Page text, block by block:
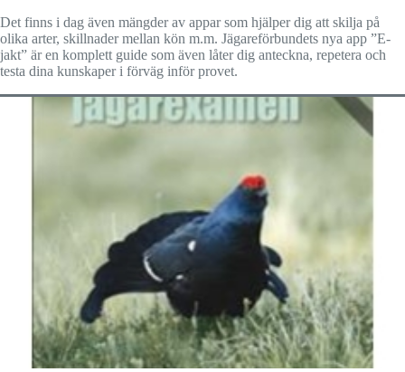
Det finns i dag även mängder av appar som hjälper dig att skilja på
olika arter, skillnader mellan kön m.m. Jägareförbundets nya app ”E-
jakt” är en komplett guide som även låter dig anteckna, repetera och
testa dina kunskaper i förväg inför provet.